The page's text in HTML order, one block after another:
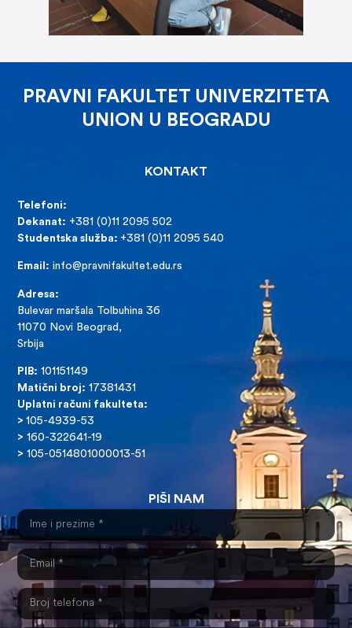
PRAVNI FAKULTET UNIVERZITETA
UNION U BEOGRADU
KONTAKT
Telefoni:
Dekanat: +381 (0)11 2095 502
Studentska služba: +381 (0)11 2095 540
Email: info@pravnifakultet.edu.rs
Adresa:
Bulevar maršala Tolbuhina 36
11070 Novi Beograd,
Srbija
PIB: 101151149
Matični broj: 17381431
Uplatni računi fakulteta:
>105-4939-53
> 160-322641-19
> 105-0514801000013-51
PIŠI NAM